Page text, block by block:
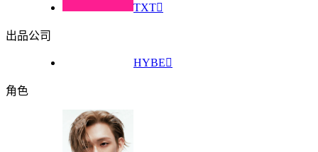
TXT
出品公司
HYBE
角色